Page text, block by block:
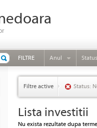
FILTRE Anul Status
Filtre active Status:
Lista investitii
Nu exista rezultate dupa